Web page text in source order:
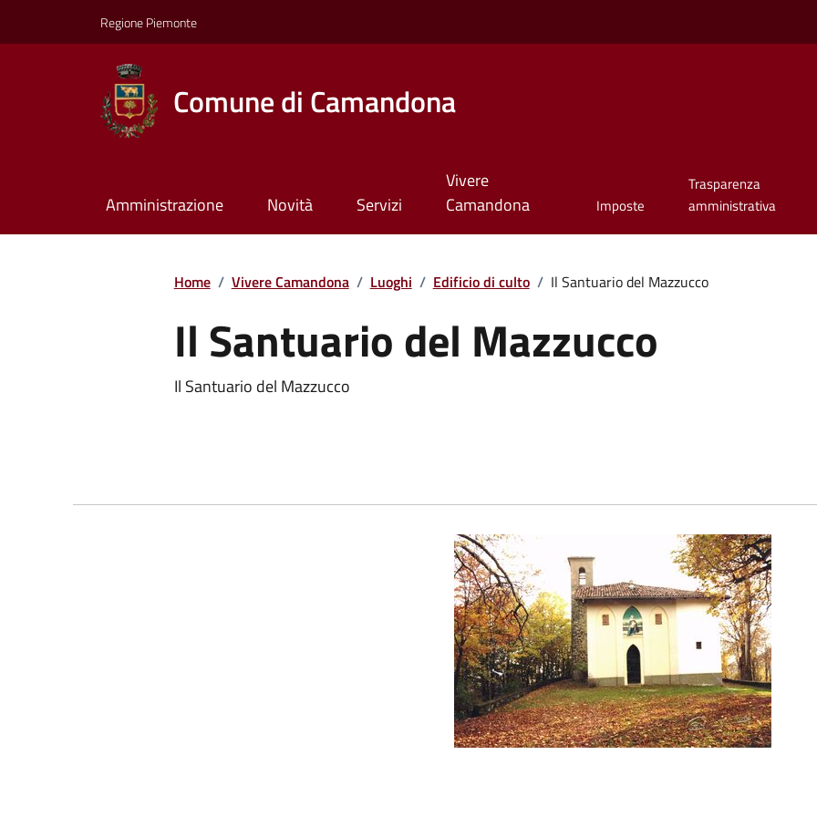
Regione Piemonte
Comune di Camandona
Amministrazione Novità Servizi
Vivere
Camandona
Imposte
Trasparenza
amministrativa
Home / Vivere Camandona / Luoghi / Edificio di culto / Il Santuario del Mazzucco
Il Santuario del Mazzucco
Il Santuario del Mazzucco